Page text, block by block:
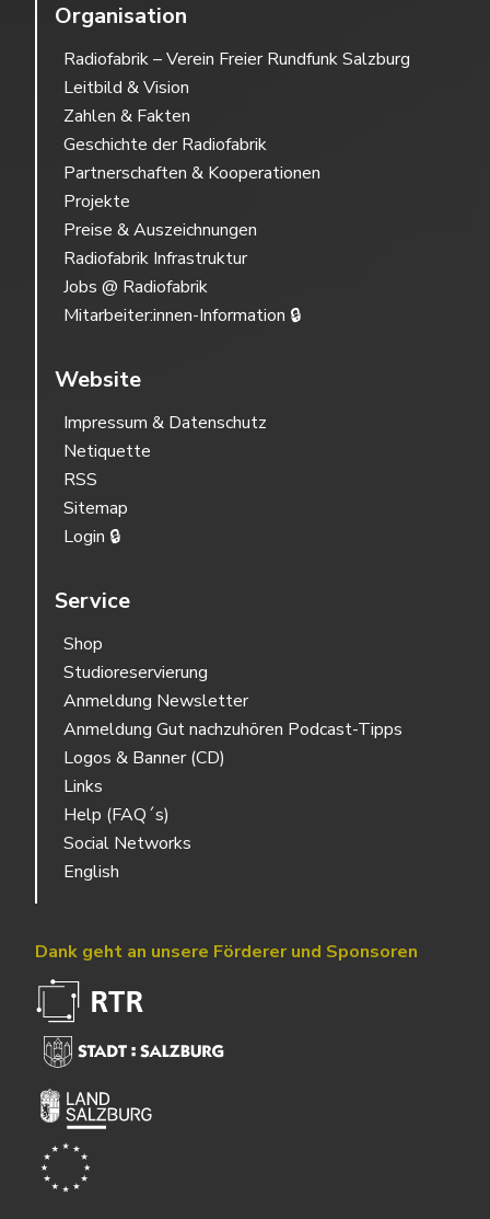
Organisation
Radiofabrik – Verein Freier Rundfunk Salzburg
Leitbild & Vision
Zahlen & Fakten
Geschichte der Radiofabrik
Partnerschaften & Kooperationen
Projekte
Preise & Auszeichnungen
Radiofabrik Infrastruktur
Jobs @ Radiofabrik
Mitarbeiter:innen-Information 🔒
Website
Impressum & Datenschutz
Netiquette
RSS
Sitemap
Login 🔒
Service
Shop
Studioreservierung
Anmeldung Newsletter
Anmeldung Gut nachzuhören Podcast-Tipps
Logos & Banner (CD)
Links
Help (FAQ´s)
Social Networks
English
Dank geht an unsere Förderer und Sponsoren